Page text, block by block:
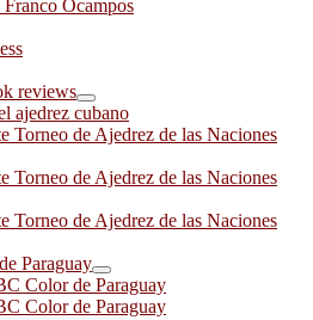
Ocampos
reviews
ajedrez cubano
Torneo de Ajedrez de las Naciones
Torneo de Ajedrez de las Naciones
Torneo de Ajedrez de las Naciones
Paraguay
Color de Paraguay
Color de Paraguay